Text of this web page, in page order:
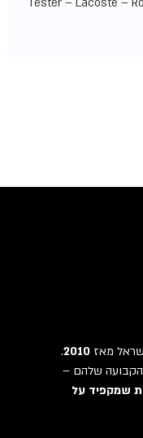
מאז2010
.
שלהם –
שמקפיד על